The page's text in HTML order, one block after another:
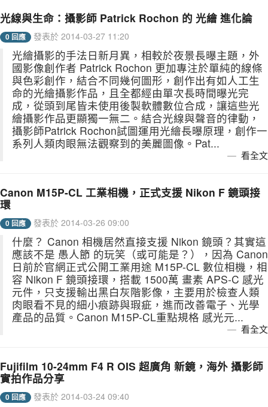
光線與生命：攝影師 Patrick Rochon 的 光繪 進化論
0 回應 發表於 2014-03-27 11:20
光繪攝影的手法日新月異，相較於夜景長曝主題，外
國影像創作者 Patrick Rochon 更加專注於單純的線條
與色彩創作，結合不同幾何圖形，創作出有如人工生
命的光繪攝影作品，且全都經由單次長時間曝光完
成，從頭到尾皆未使用後製軟體數位合成，讓這些光
繪攝影作品更顯獨一無二。結合光線與聲音的律動，
攝影師Patrick Rochon試圖運用光繪長曝原理，創作一
系列人類肉眼無法觀察到的美麗圖像。Pat...
看全文
Canon M15P-CL 工業相機，正式支援 Nikon F 鏡頭接
環
0 回應 發表於 2014-03-26 09:00
什麼？ Canon 相機居然直接支援 Nikon 鏡頭？其實這
應該不是 愚人節 的玩笑（或可能是？），因為 Canon
日前於官網正式公開工業用途 M15P-CL 數位相機，相
容 Nikon F 鏡頭接環，搭載 1500萬 畫素 APS-C 感光
元件，只支援輸出黑白灰階影像，主要用於檢查人類
肉眼看不見的細小痕跡與瑕疵，進而改善電子、光學
產品的品質。Canon M15P-CL重點規格 感光元...
看全文
Fujifilm 10-24mm F4 R OIS 超廣角 新鏡，海外 攝影師
實拍作品分享
0 回應 發表於 2014-03-24 09:40